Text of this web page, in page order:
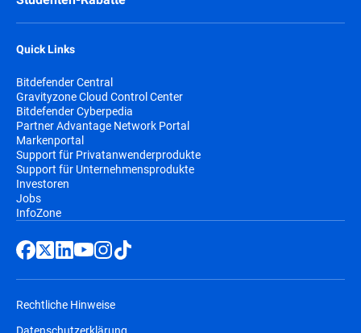
Quick Links
Bitdefender Central
Gravityzone Cloud Control Center
Bitdefender Cyberpedia
Partner Advantage Network Portal
Markenportal
Support für Privatanwenderprodukte
Support für Unternehmensprodukte
Investoren
Jobs
InfoZone
Rechtliche Hinweise